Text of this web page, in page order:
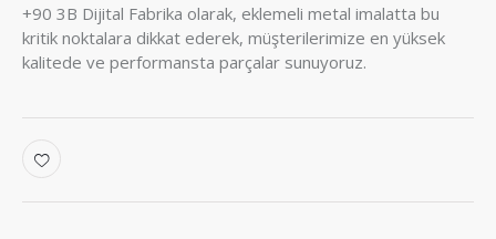
+90 3B Dijital Fabrika olarak, eklemeli metal imalatta bu
kritik noktalara dikkat ederek, müşterilerimize en yüksek
kalitede ve performansta parçalar sunuyoruz.